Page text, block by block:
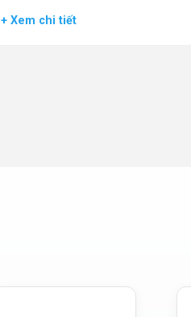
THỰC HÀNH HỖ TRỢ SINH
+ Xem chi tiết